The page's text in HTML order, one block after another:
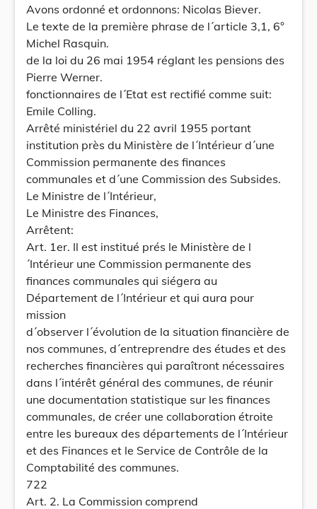
Avons ordonné et ordonnons: Nicolas Biever.
Le texte de la première phrase de l´article 3,1, 6°
Michel Rasquin.
de la loi du 26 mai 1954 réglant les pensions des
Pierre Werner.
fonctionnaires de l´Etat est rectifié comme suit:
Emile Colling.
Arrêté ministériel du 22 avril 1955 portant
institution près du Ministère de l´Intérieur d´une
Commission permanente des finances
communales et d´une Commission des Subsides.
Le Ministre de l´Intérieur,
Le Ministre des Finances,
Arrêtent:
Art. 1er. Il est institué prés le Ministère de l
´Intérieur une Commission permanente des
finances communales qui siégera au
Département de l´Intérieur et qui aura pour
mission
d´observer l´évolution de la situation financière de
nos communes, d´entreprendre des études et des
recherches financières qui paraîtront nécessaires
dans l´intérêt général des communes, de réunir
une documentation statistique sur les finances
communales, de créer une collaboration étroite
entre les bureaux des départements de l´Intérieur
et des Finances et le Service de Contrôle de la
Comptabilité des communes.
722
Art. 2. La Commission comprend